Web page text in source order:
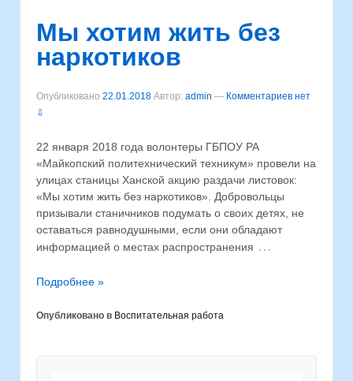
Мы хотим жить без
наркотиков
Опубликовано 22.01.2018 Автор: admin — Комментариев нет
⇩
22 января 2018 года волонтеры ГБПОУ РА
«Майкопский политехнический техникум» провели на
улицах станицы Ханской акцию раздачи листовок:
«Мы хотим жить без наркотиков». Добровольцы
призывали станичников подумать о своих детях, не
оставаться равнодушными, если они обладают
информацией о местах распространения …
Подробнее »
Опубликовано в Воспитательная работа